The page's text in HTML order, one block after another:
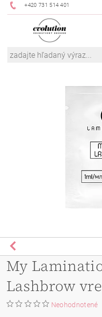
+420 731 514 401
My
Lashbrow
Neohodnotené